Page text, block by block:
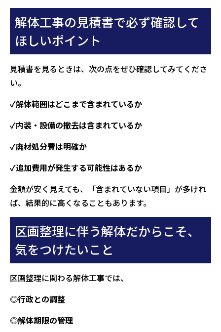
解体工事の見積書で必ず確認して
ほしいポイント
見積書を見るときは、次の点をぜひ確認してみてくださ
い。
✓解体範囲はどこまで含まれているか
✓内装・設備の撤去は含まれているか
✓廃材処分費は明確か
✓追加費用が発生する可能性はあるか
金額が安く見えても、「含まれていない項目」が多けれ
ば、結果的に高くなることもあります。
区画整理に伴う解体だからこそ、
気をつけたいこと
区画整理に関わる解体工事では、
◎行政との調整
◎解体期限の管理